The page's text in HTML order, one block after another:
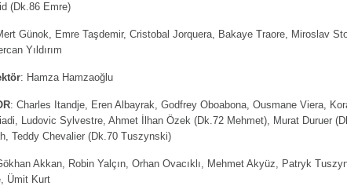
(Dk.86 Emre)
Günok, Emre Taşdemir, Cristobal Jorquera, Bakaye Traore, Miroslav
Yıldırım
: Hamza Hamzaoğlu
: Charles Itandje, Eren Albayrak, Godfrey Oboabona, Ousmane Viera,
Ludovic Sylvestre, Ahmet İlhan Özek (Dk.72 Mehmet), Murat Duruer
Teddy Chevalier (Dk.70 Tuszynski)
Akkan, Robin Yalçın, Orhan Ovacıklı, Mehmet Akyüz, Patryk
Ümit Kurt